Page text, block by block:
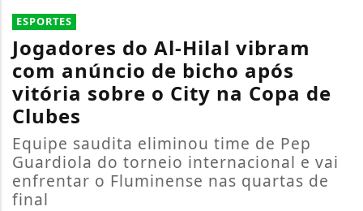
EM ALTA
ESPORTES
Jogadores do Al-Hilal vibram
com anúncio de bicho após
vitória sobre o City na Copa de
Clubes
Equipe saudita eliminou time de Pep
Guardiola do torneio internacional e vai
enfrentar o Fluminense nas quartas de
final